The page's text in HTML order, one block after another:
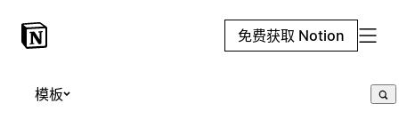
免费获取 Notion
模板